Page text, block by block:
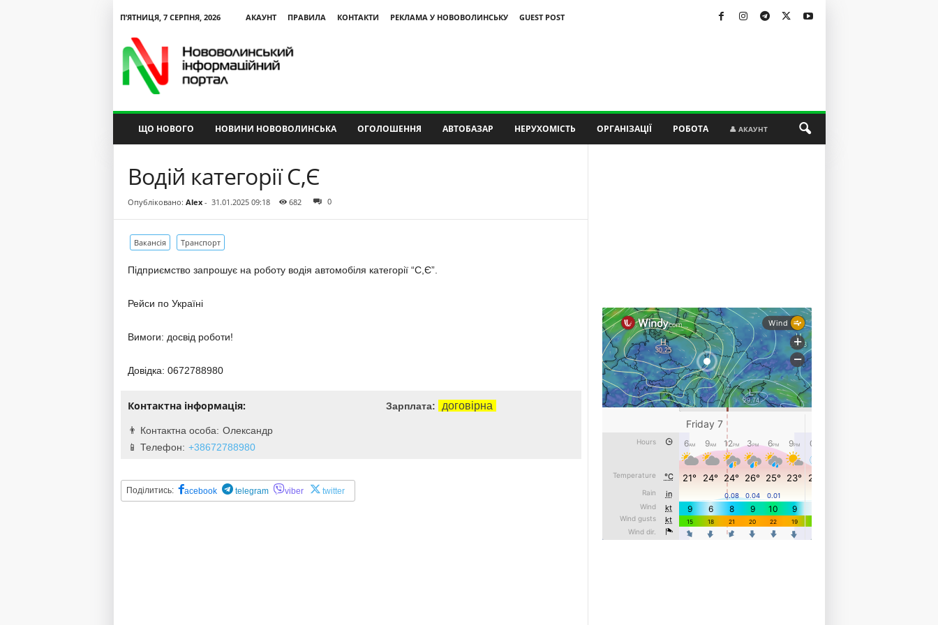
П’ЯТНИЦЯ, 7 СЕРПНЯ, 2026 АКАУНТ ПРАВИЛА КОНТАКТИ РЕКЛАМА У НОВОВОЛИНСЬКУ
GUEST POST
ЩО НОВОГО НОВИНИ НОВОВОЛИНСЬКА ОГОЛОШЕННЯ АВТОБАЗАР НЕРУХОМІСТЬ ОРГАНІЗАЦІЇ РОБОТА 👤 АКАУНТ
Водій категорії С,Є
Опубліковано: Alex - 31.01.2025 09:18 682 0
Вакансія Транспорт
Підприємство запрошує на роботу водія автомобіля категорії “С,Є”.
Рейси по Україні
Вимоги: досвід роботи!
Довідка: 0672788980
Контактна інформація:
Олександр
+38672788980
Зарплата: договірна
Поділитись: acebook telegram viber twitter